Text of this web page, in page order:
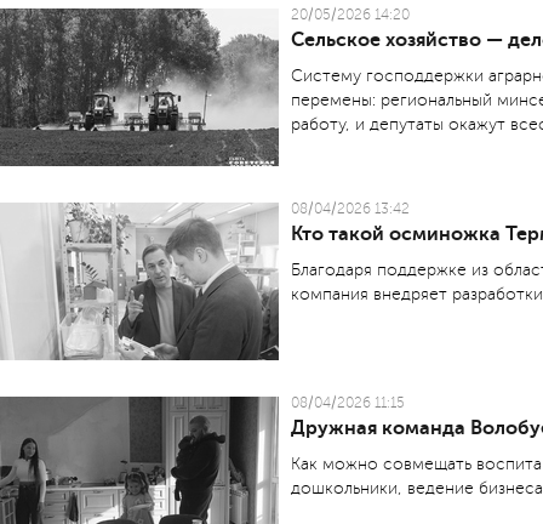
20/05/2026 14:20
Сельское хозяйство —
Систему господдержки
перемены: региональный
работу, и депутаты окажут
08/04/2026 13:42
Кто такой осминожка
Благодаря поддержке из
компания внедряет
08/04/2026 11:15
Дружная команда
Как можно совмещать
дошкольники, ведение